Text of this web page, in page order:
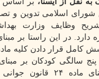
شورای اسلامی تدوین و
وظایف وزارت
قرار دادن کلیه
سالگی کودکان بر
همینطور بر مبنای